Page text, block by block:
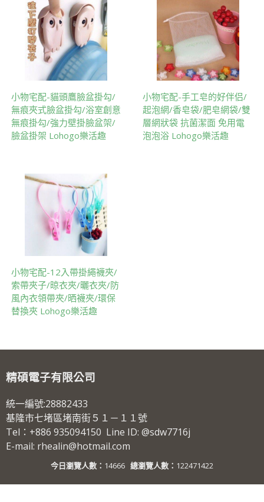
小物宅配-貓頭鷹臉盆掛勾/
無痕夾式臉盆掛勾/浴室創意
無痕掛勾/強力壁掛臉盆架/
臉盆掛架 Lohogo樂活趣
小物宅配-手工皂的好伴侣/
起泡網/香皂袋/肥皂網袋/雙
層網狀袋 抗菌潔面 免用電
泡泡浴 Lohogo樂活趣
小物宅配-12入帶掛繩襪夾/
索帶夾子/晾衣夾/曬衣夾/防
風內衣領帶夾/晒襪夾/環保
替換夾 Lohogo樂活趣
精碩電子有限公司
統一編號:28882433
基隆市七堵區堵南街５１－１１號
Tel：+886 935094150 Line ID: @sdw7716j
E-mail: rhealin@hotmail.com
今日瀏覽人數： 14666 總瀏覽人數： 122471422